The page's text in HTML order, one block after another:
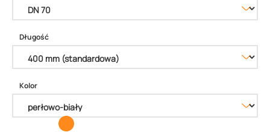
Długość
Kolor